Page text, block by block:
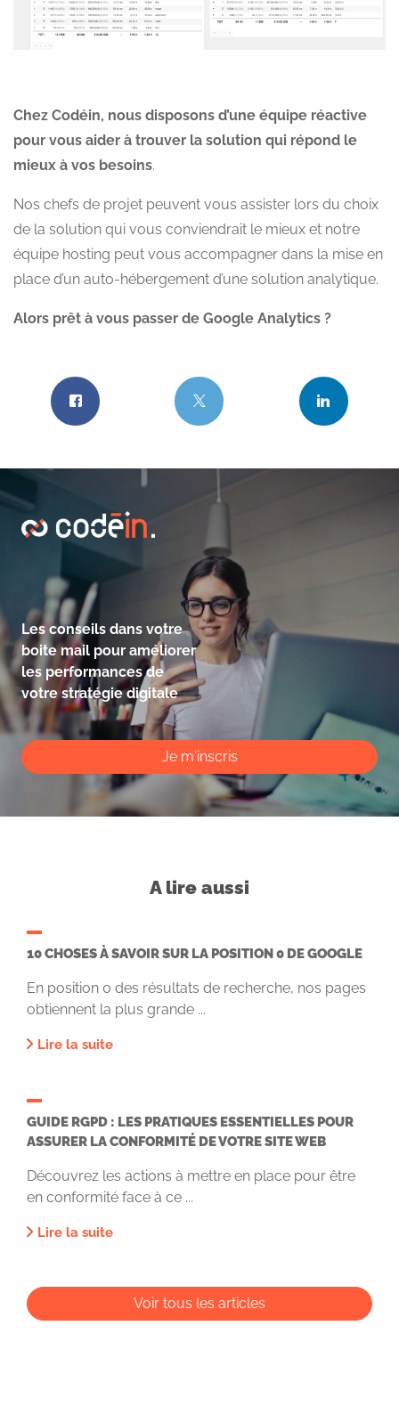
Chez Codéin, nous disposons d’une équipe réactive
pour vous aider à trouver la solution qui répond le
mieux à vos besoins.
Nos chefs de projet peuvent vous assister lors du choix
de la solution qui vous conviendrait le mieux et notre
équipe hosting peut vous accompagner dans la mise en
place d’un auto-hébergement d’une solution analytique.
Alors prêt à vous passer de Google Analytics ?
Les conseils dans votre
boite mail pour améliorer
les performances de
votre stratégie digitale
Je m'inscris
A lire aussi
10 CHOSES À SAVOIR SUR LA POSITION 0 DE GOOGLE
En position 0 des résultats de recherche, nos pages
obtiennent la plus grande ...
Lire la suite
GUIDE RGPD : LES PRATIQUES ESSENTIELLES POUR
ASSURER LA CONFORMITÉ DE VOTRE SITE WEB
Découvrez les actions à mettre en place pour être
en conformité face à ce ...
Lire la suite
Voir tous les articles